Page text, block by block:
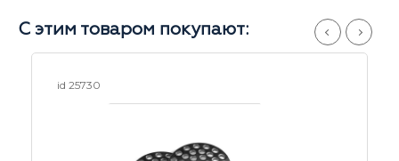
С этим товаром покупают:
id 25730